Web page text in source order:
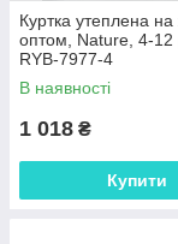
Куртка утеплена на
оптом, Nature, 4-12
RYB-7977-4
В наявності
1 018 ₴
Купити